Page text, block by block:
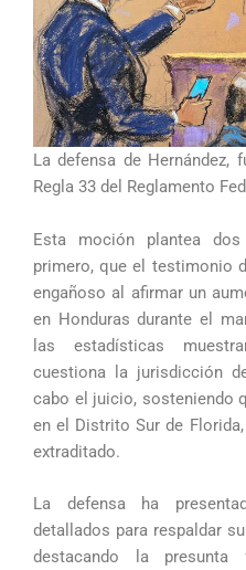
La defensa de Hernández,
Regla 33 del Reglamento
Esta moción plantea dos
primero, que el testimonio
engañoso al afirmar un
en Honduras durante el
las estadísticas
cuestiona la jurisdicción
cabo el juicio, sosteniendo
en el Distrito Sur de
extraditado.
La defensa ha
detallados para respaldar
destacando la